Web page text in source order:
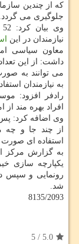
كه از چندین
جلوگیری می گردد.
نیازمندان در این
معاون سیاسی
می توانند به
به نیازمندان
رادفر افزود:
افراد بهره مند
وی اضافه كرد:
از چند جا و چه
استفاده ای صورت
به گزارش مركز
یكپارچه سازی
رونمایی و سپس
شد.
8135/2093
5.0
/
5